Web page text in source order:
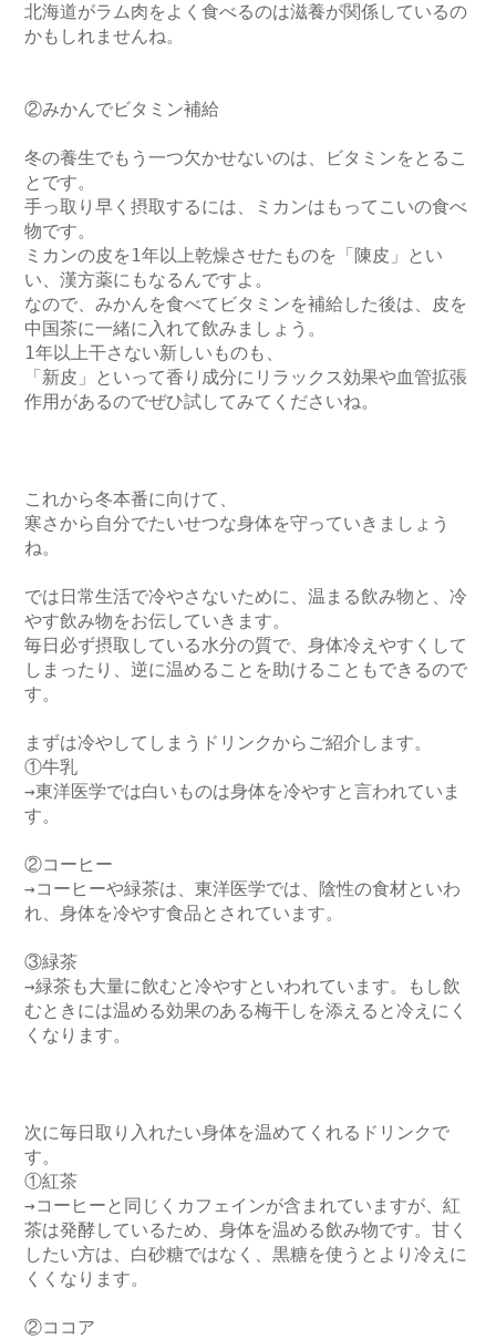
北海道がラム肉をよく食べるのは滋養が関係しているの
かもしれませんね。
②みかんでビタミン補給
冬の養生でもう一つ欠かせないのは、ビタミンをとるこ
とです。
手っ取り早く摂取するには、ミカンはもってこいの食べ
物です。
ミカンの皮を1年以上乾燥させたものを「陳皮」とい
い、漢方薬にもなるんですよ。
なので、みかんを食べてビタミンを補給した後は、皮を
中国茶に一緒に入れて飲みましょう。
1年以上干さない新しいものも、
「新皮」といって香り成分にリラックス効果や血管拡張
作用があるのでぜひ試してみてくださいね。
これから冬本番に向けて、
寒さから自分でたいせつな身体を守っていきましょう
ね。
では日常生活で冷やさないために、温まる飲み物と、冷
やす飲み物をお伝していきます。
毎日必ず摂取している水分の質で、身体冷えやすくして
しまったり、逆に温めることを助けることもできるので
す。
まずは冷やしてしまうドリンクからご紹介します。
①牛乳
→東洋医学では白いものは身体を冷やすと言われていま
す。
②コーヒー
→コーヒーや緑茶は、東洋医学では、陰性の食材といわ
れ、身体を冷やす食品とされています。
③緑茶
→緑茶も大量に飲むと冷やすといわれています。もし飲
むときには温める効果のある梅干しを添えると冷えにく
くなります。
次に毎日取り入れたい身体を温めてくれるドリンクで
す。
①紅茶
→コーヒーと同じくカフェインが含まれていますが、紅
茶は発酵しているため、身体を温める飲み物です。甘く
したい方は、白砂糖ではなく、黒糖を使うとより冷えに
くくなります。
②ココア